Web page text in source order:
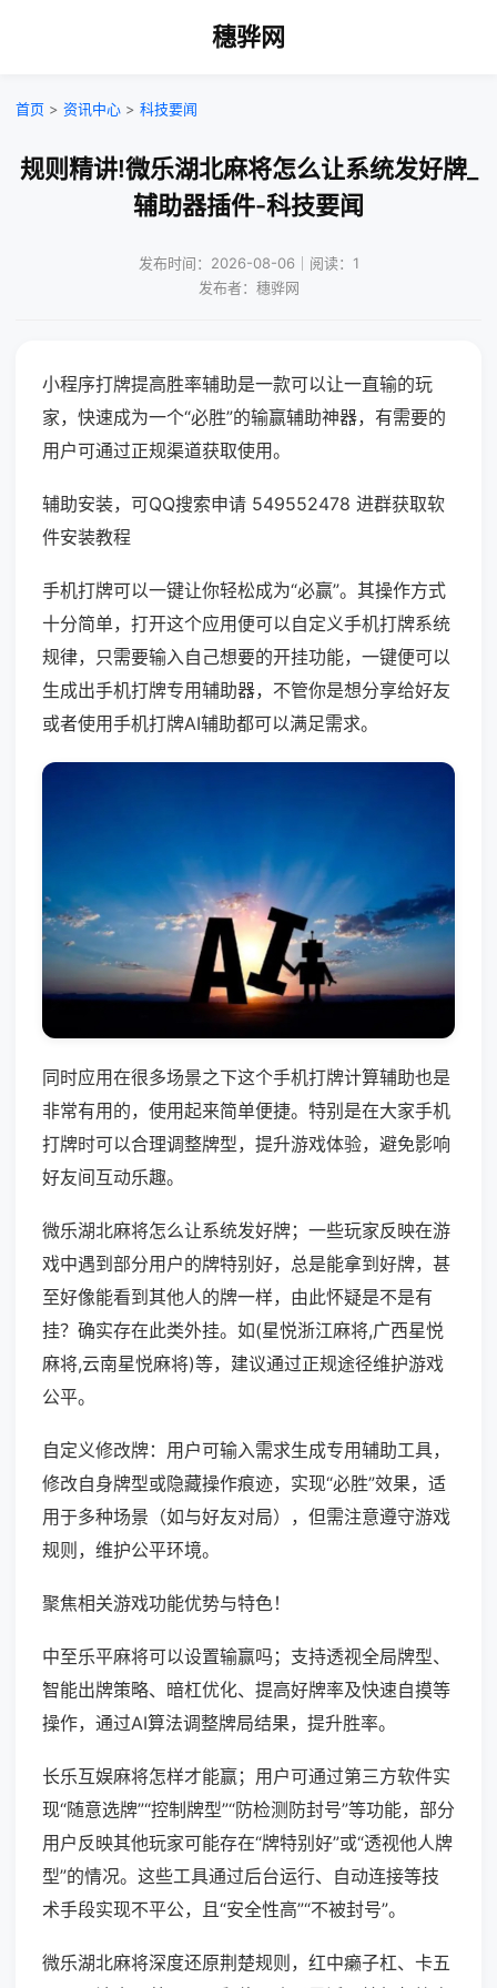
穗骅网
首页 > 资讯中心 > 科技要闻
规则精讲!微乐湖北麻将怎么让系统发好牌_
辅助器插件-科技要闻
发布时间：2026-08-06｜阅读：1
发布者：穗骅网
小程序打牌提高胜率辅助是一款可以让一直输的玩
家，快速成为一个“必胜”的输赢辅助神器，有需要的
用户可通过正规渠道获取使用。
辅助安装，可QQ搜索申请 549552478 进群获取软
件安装教程
手机打牌可以一键让你轻松成为“必赢”。其操作方式
十分简单，打开这个应用便可以自定义手机打牌系统
规律，只需要输入自己想要的开挂功能，一键便可以
生成出手机打牌专用辅助器，不管你是想分享给好友
或者使用手机打牌AI辅助都可以满足需求。
同时应用在很多场景之下这个手机打牌计算辅助也是
非常有用的，使用起来简单便捷。特别是在大家手机
打牌时可以合理调整牌型，提升游戏体验，避免影响
好友间互动乐趣。
微乐湖北麻将怎么让系统发好牌；一些玩家反映在游
戏中遇到部分用户的牌特别好，总是能拿到好牌，甚
至好像能看到其他人的牌一样，由此怀疑是不是有
挂？确实存在此类外挂。如(星悦浙江麻将,广西星悦
麻将,云南星悦麻将)等，建议通过正规途径维护游戏
公平。
自定义修改牌：用户可输入需求生成专用辅助工具，
修改自身牌型或隐藏操作痕迹，实现“必胜”效果，适
用于多种场景（如与好友对局），但需注意遵守游戏
规则，维护公平环境。
聚焦相关游戏功能优势与特色！
中至乐平麻将可以设置输赢吗；支持透视全局牌型、
智能出牌策略、暗杠优化、提高好牌率及快速自摸等
操作，通过AI算法调整牌局结果，提升胜率。
长乐互娱麻将怎样才能赢；用户可通过第三方软件实
现“随意选牌”“控制牌型”“防检测防封号”等功能，部分
用户反映其他玩家可能存在“牌特别好”或“透视他人牌
型”的情况。这些工具通过后台运行、自动连接等技
术手段实现不平公，且“安全性高”“不被封号”。
微乐湖北麻将深度还原荆楚规则，红中癞子杠、卡五